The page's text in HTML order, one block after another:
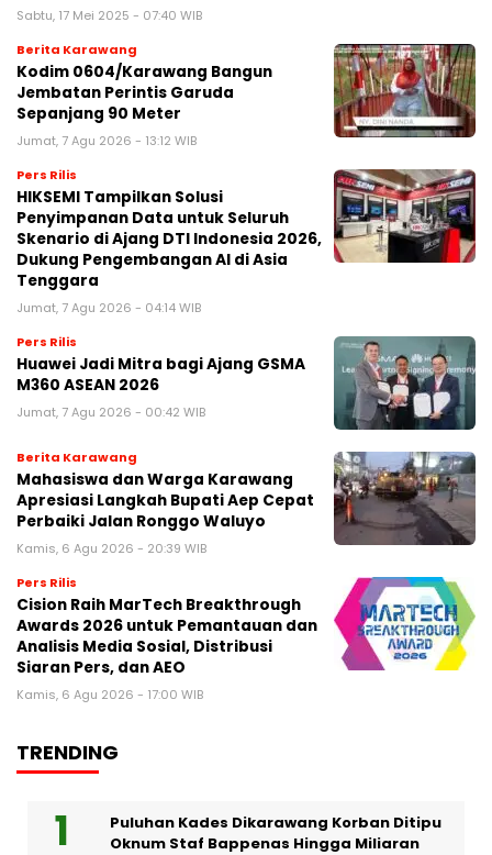
Sabtu, 17 Mei 2025 - 07:40 WIB
Berita Karawang
Kodim 0604/Karawang Bangun
Jembatan Perintis Garuda
Sepanjang 90 Meter
Jumat, 7 Agu 2026 - 13:12 WIB
Pers Rilis
HIKSEMI Tampilkan Solusi
Penyimpanan Data untuk Seluruh
Skenario di Ajang DTI Indonesia 2026,
Dukung Pengembangan AI di Asia
Tenggara
Jumat, 7 Agu 2026 - 04:14 WIB
Pers Rilis
Huawei Jadi Mitra bagi Ajang GSMA
M360 ASEAN 2026
Jumat, 7 Agu 2026 - 00:42 WIB
Berita Karawang
Mahasiswa dan Warga Karawang
Apresiasi Langkah Bupati Aep Cepat
Perbaiki Jalan Ronggo Waluyo
Kamis, 6 Agu 2026 - 20:39 WIB
Pers Rilis
Cision Raih MarTech Breakthrough
Awards 2026 untuk Pemantauan dan
Analisis Media Sosial, Distribusi
Siaran Pers, dan AEO
Kamis, 6 Agu 2026 - 17:00 WIB
TRENDING
Puluhan Kades Dikarawang Korban Ditipu
Oknum Staf Bappenas Hingga Miliaran